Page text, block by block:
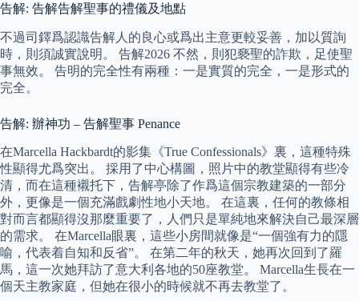
告解: 告解告解聖事的禮儀及地點
不過司鐸爲認識告解人的良心或爲出主意更較妥善，加以質詢
時，則須誠實說明。 告解2026 不然，則犯褻聖的詐欺，足使聖
事無效。 告明的完全性有兩種：一是實質的完全，一是形式的
完全。
告解: 辦神功 – 告解聖事 Penance
在Marcella Hackbardt的影集《True Confessionals》裏，這種特殊
性顯得尤爲突出。 採用了中心構圖，照片中的教堂顯得有些冷
清，而在這種襯托下，告解亭除了作爲這個宗教建築的一部分
外，更像是一個充滿戲劇性地小天地。 在這裏，任何的教條相
對而言都顯得沒那麼重要了，人們只是單純地來解決自己最深層
的需求。 在Marcella眼裏，這些小房間就像是“一個強有力的隱
喻，代表着自知和反省”。 在第二年的秋天，她再次回到了羅
馬，這一次她拜訪了意大利各地的50座教堂。 Marcella生長在一
個天主教家庭，但她在很小的時候就不再去教堂了。